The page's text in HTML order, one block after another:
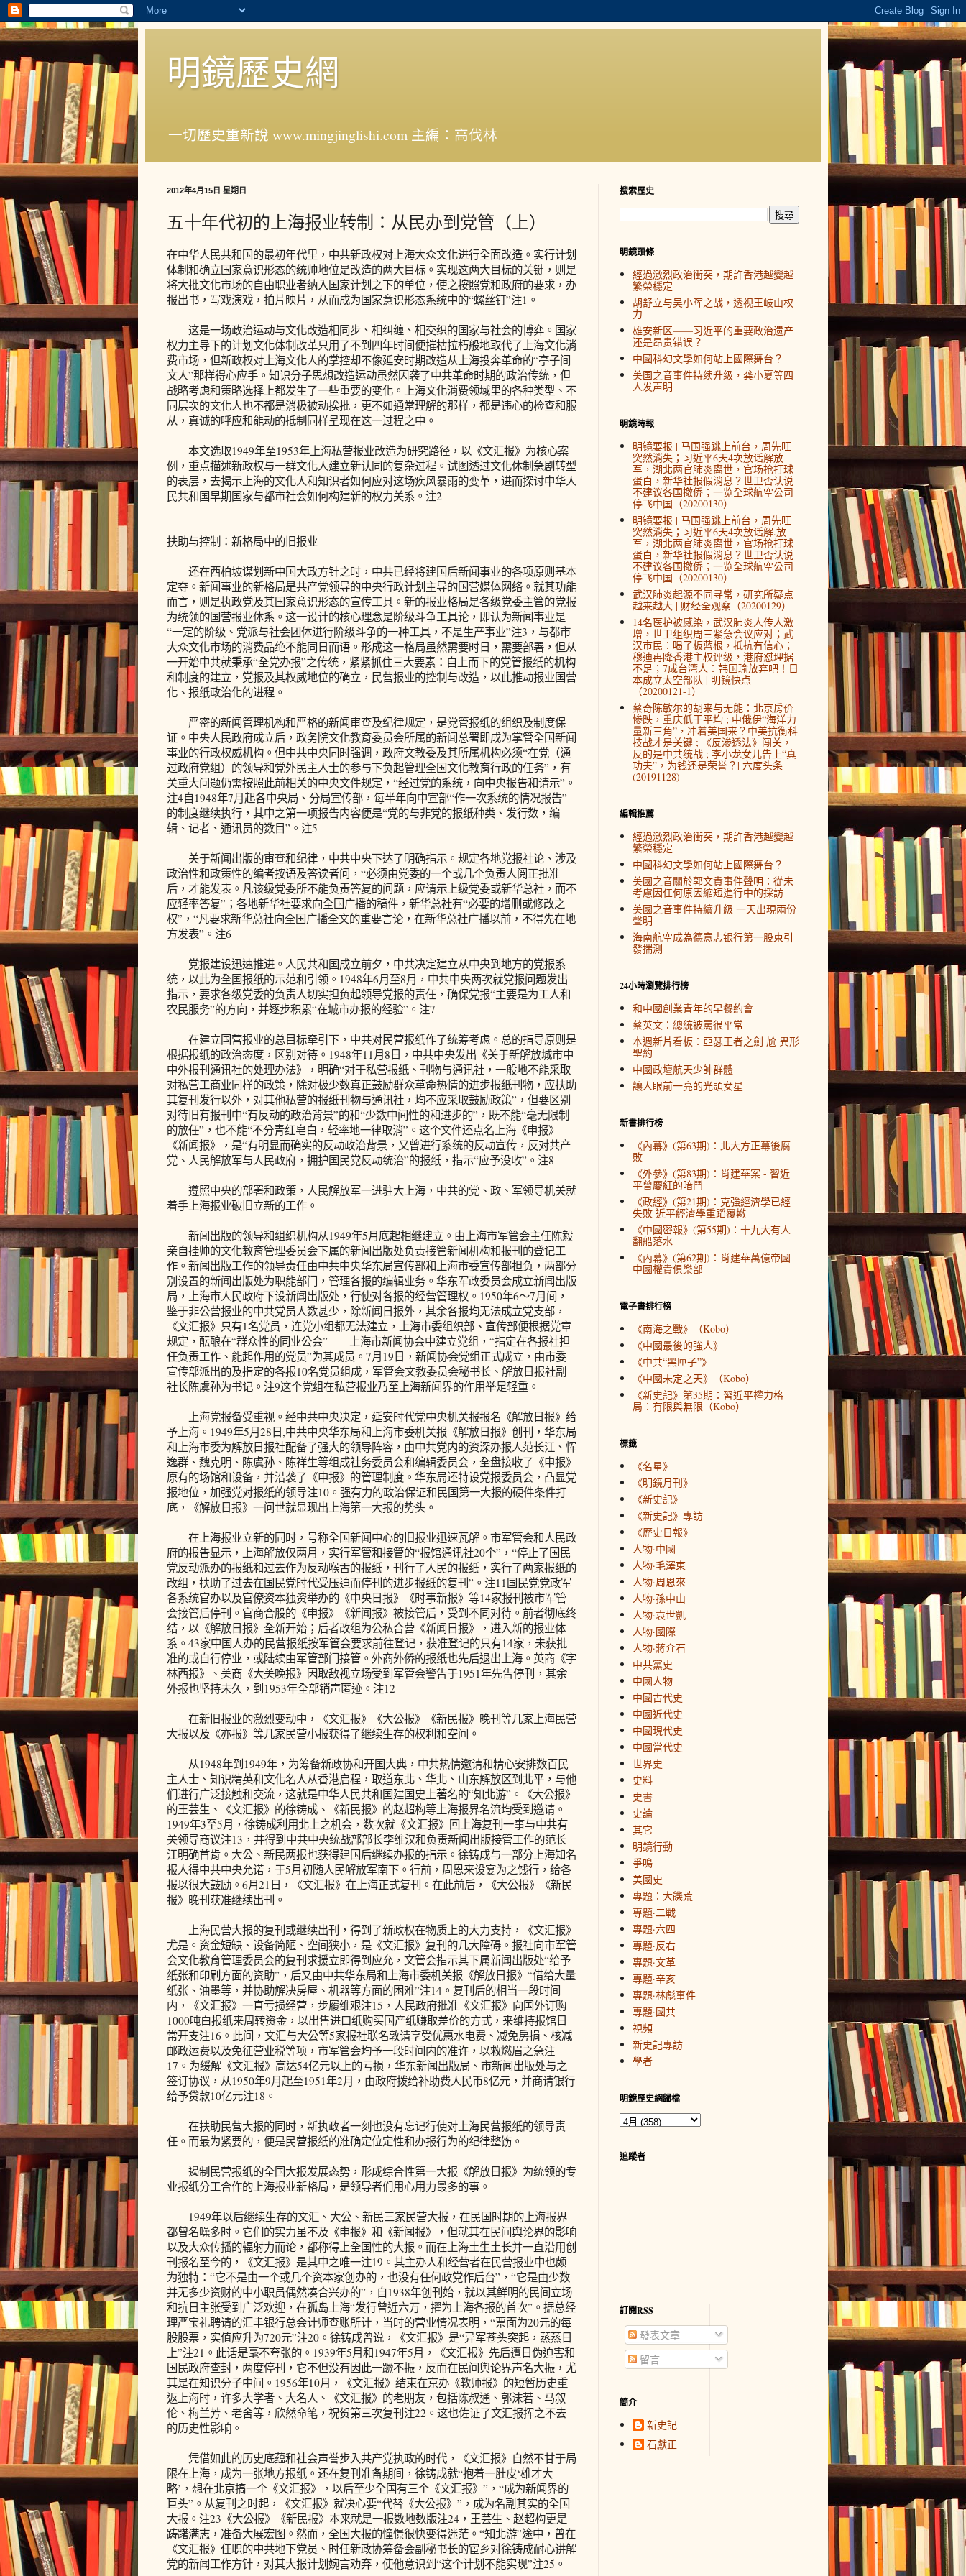
明鏡歷史網
一切歷史重新說 www.mingjinglishi.com 主編：高伐林
2012年4月15日 星期日
五十年代初的上海报业转制：从民办到党管（上）
在中华人民共和国的最初年代里，中共新政权对上海大众文化进行全面改造。实行计划
体制和确立国家意识形态的统帅地位是改造的两大目标。实现这两大目标的关键，则是
将大批文化市场的自由职业者纳入国家计划之下的单位，使之按照党和政府的要求，办
报出书，写戏演戏，拍片映片，从而成为国家意识形态系统中的“螺丝钉”注1。
这是一场政治运动与文化改造相同步、相纠缠、相交织的国家与社会的博弈。国家
权力主导下的计划文化体制改革只用了不到四年时间便摧枯拉朽般地取代了上海文化消
费市场，但新政权对上海文化人的掌控却不像延安时期改造从上海投奔革命的“亭子间
文人”那样得心应手。知识分子思想改造运动虽然因袭了中共革命时期的政治传统，但
战略考虑和策略选择上都发生了一些重要的变化。上海文化消费领域里的各种类型、不
同层次的文化人也不都是消极被动挨批，更不如通常理解的那样，都是违心的检查和服
从，真诚的呼应和能动的抵制同样呈现在这一过程之中。
本文选取1949年至1953年上海私营报业改造为研究路径，以《文汇报》为核心案
例，重点描述新政权与一群文化人建立新认同的复杂过程。试图透过文化体制急剧转型
的表层，去揭示上海的文化人和知识者如何应对这场疾风暴雨的变革，进而探讨中华人
民共和国早期国家与都市社会如何构建新的权力关系。注2
扶助与控制：新格局中的旧报业
还在西柏坡谋划新中国大政方针之时，中共已经将建国后新闻事业的各项原则基本
定夺。新闻事业的新格局是共产党领导的中央行政计划主导的国营媒体网络。就其功能
而言，则是执政党及其国家意识形态的宣传工具。新的报业格局是各级党委主管的党报
为统领的国营报业体系。这一设计的核心理念是阶级斗争工具论，即认为新闻事业是
“一定的阶级、党派与社会团体进行阶级斗争的一种工具，不是生产事业”注3，与都市
大众文化市场的消费品绝不能同日而语。形成这一格局虽然需要时日，需要部署，但从
一开始中共就秉承“全党办报”之传统，紧紧抓住三大要素：自上而下的党管报纸的机构
和制度的建立，党报及其权威地位的确立，民营报业的控制与改造，以此推动报业国营
化、报纸政治化的进程。
严密的新闻管理机构和严格的新闻审查及纪律规定，是党管报纸的组织及制度保
证。中央人民政府成立后，政务院文化教育委员会所属的新闻总署即成为掌管全国新闻
事业的行政权威机构。但中共中央同时强调，政府文教委及其所属机构必须“在党（通
过政府党组）的领导和党外民主人士的参与下负起管理全国文化教育行政的任务”，有
关重大问题仍需按照此前相关的中央文件规定，“经过党的系统，向中央报告和请示”。
注4自1948年7月起各中央局、分局宣传部，每半年向中宣部“作一次系统的情况报告”
的制度继续执行，其中之第一项报告内容便是“党的与非党的报纸种类、发行数，编
辑、记者、通讯员的数目”。注5
关于新闻出版的审查和纪律，中共中央下达了明确指示。规定各地党报社论、涉及
政治性和政策性的编者按语及答读者问，“必须由党委的一个或几个负责人阅正批准
后，才能发表。凡该级党委所不能负责答复的问题，应请示上级党委或新华总社，而不
应轻率答复”；各地新华社要求向全国广播的稿件，新华总社有“必要的增删或修改之
权”，“凡要求新华总社向全国广播全文的重要言论，在新华总社广播以前，不得先在地
方发表”。注6
党报建设迅速推进。人民共和国成立前夕，中共决定建立从中央到地方的党报系
统，以此为全国报纸的示范和引领。1948年6月至8月，中共中央两次就党报问题发出
指示，要求各级党委的负责人切实担负起领导党报的责任，确保党报“主要是为工人和
农民服务”的方向，并逐步积累“在城市办报的经验”。注7
在建立国营报业的总目标牵引下，中共对民营报纸作了统筹考虑。总的指导原则是
根据报纸的政治态度，区别对待。1948年11月8日，中共中央发出《关于新解放城市中
中外报刊通讯社的处理办法》，明确“对于私营报纸、刊物与通讯社，一般地不能采取
对私营工商业同样的政策，除对极少数真正鼓励群众革命热情的进步报纸刊物，应扶助
其复刊发行以外，对其他私营的报纸刊物与通讯社，均不应采取鼓励政策”，但要区别
对待旧有报刊中“有反动的政治背景”的和“少数中间性的和进步的”，既不能“毫无限制
的放任”，也不能“不分青红皂白，轻率地一律取消”。这个文件还点名上海《申报》
《新闻报》，是“有明显而确实的反动政治背景，又曾进行系统的反动宣传，反对共产
党、人民解放军与人民政府，拥护国民党反动统治”的报纸，指示“应予没收”。注8
遵照中央的部署和政策，人民解放军一进驻大上海，中共的党、政、军领导机关就
着手上海报业破旧立新的工作。
新闻出版的领导和组织机构从1949年5月底起相继建立。由上海市军管会主任陈毅
亲自挂帅的文化教育管理委员会下属的新闻出版处负责接管新闻机构和报刊的登记工
作。新闻出版工作的领导责任由中共中央华东局宣传部和上海市委宣传部担负，两部分
别设置的新闻出版处为职能部门，管理各报的编辑业务。华东军政委员会成立新闻出版
局，上海市人民政府下设新闻出版处，行使对各报的经营管理权。1950年6～7月间，
鉴于非公营报业的中共党员人数甚少，除新闻日报外，其余各报均无法成立党支部，
《文汇报》只有1名党员，连党小组都无法建立，上海市委组织部、宣传部便根据党章
规定，酝酿在“群众性的同业公会”——上海市新闻协会中建立党组，“指定在各报社担
任负责工作、能起作用的党员”为其成员。7月19日，新闻协会党组正式成立，由市委
宣传部派出的及指定的各报10名党员组成，军管会文教委员会秘书长、解放日报社副
社长陈虞孙为书记。注9这个党组在私营报业乃至上海新闻界的作用举足轻重。
上海党报备受重视。经中共中央决定，延安时代党中央机关报报名《解放日报》给
予上海。1949年5月28日,中共中央华东局和上海市委机关报《解放日报》创刊，华东局
和上海市委为解放日报社配备了强大的领导阵容，由中共党内的资深办报人范长江、恽
逸群、魏克明、陈虞孙、陈祥生等组成社务委员会和编辑委员会，全盘接收了《申报》
原有的场馆和设备，并沿袭了《申报》的管理制度。华东局还特设党报委员会，凸显党
报地位，加强党对报纸的领导注10。强有力的政治保证和民国第一大报的硬件条件打
底，《解放日报》一问世就显现出上海第一大报的势头。
在上海报业立新的同时，号称全国新闻中心的旧报业迅速瓦解。市军管会和人民政
府的报告显示，上海解放仅两月，实行军管和接管的“报馆通讯社20个”，“停止了国民
党反动派办的报纸和过去作为反动喉舌的报纸，刊行了人民的报纸，实行了两家报纸的
改组，扶助了过去在国民党时代受压迫而停刊的进步报纸的复刊”。注11国民党党政军
各系统官办以及官僚资本独资举办的《中央日报》《时事新报》等14家报刊被市军管
会接管后停刊。官商合股的《申报》《新闻报》被接管后，受到不同对待。前者彻底终
结，以《解放日报》全新开始；后者改组为公私合营《新闻日报》，进入新的报业体
系。43家中国人办的民营报纸按军管会要求前往登记，获准登记的只有14家，未获批
准的或自行停业，或陆续由军管部门接管。外商外侨的报纸也先后退出上海。英商《字
林西报》、美商《大美晚报》因取敌视立场受到军管会警告于1951年先告停刊，其余
外报也坚持未久，到1953年全部销声匿迹。注12
在新旧报业的激烈变动中，《文汇报》《大公报》《新民报》晚刊等几家上海民营
大报以及《亦报》等几家民营小报获得了继续生存的权利和空间。
从1948年到1949年，为筹备新政协和开国大典，中共热情邀请和精心安排数百民
主人士、知识精英和文化名人从香港启程，取道东北、华北、山东解放区到北平，与他
们进行广泛接触和交流，这就是中华人民共和国建国史上著名的“知北游”。《大公报》
的王芸生、《文汇报》的徐铸成、《新民报》的赵超构等上海报界名流均受到邀请。
1949年3至5月，徐铸成利用北上之机会，数次就《文汇报》回上海复刊一事与中共有
关领导商议注13，并得到中共中央统战部部长李维汉和负责新闻出版接管工作的范长
江明确首肯。大公、新民两报也获得建国后继续办报的指示。徐铸成与一部分上海知名
报人得中共中央允诺，于5月初随人民解放军南下。行前，周恩来设宴为之饯行，给各
报以很大鼓励。6月21日，《文汇报》在上海正式复刊。在此前后，《大公报》《新民
报》晚刊获准继续出刊。
上海民营大报的复刊或继续出刊，得到了新政权在物质上的大力支持，《文汇报》
尤是。资金短缺、设备简陋、空间狭小，是《文汇报》复刊的几大障碍。报社向市军管
会文化教育管理委员会的复刊求援立即得到应允，文管会指示其下属新闻出版处“给予
纸张和印刷方面的资助”，后又由中共华东局和上海市委机关报《解放日报》“借给大量
纸张、油墨等，并协助解决房屋、机器等方面的困难”注14。复刊后的相当一段时间
内，《文汇报》一直亏损经营，步履维艰注15，人民政府批准《文汇报》向国外订购
1000吨白报纸来周转资金，以出售进口纸购买国产纸赚取差价的方式，来维持报馆日
常开支注16。此间，文汇与大公等5家报社联名敦请享受优惠水电费、减免房捐、核减
邮政运费以及免征营业税等项，市军管会均予一段时间内的准许，以救燃眉之急注
17。为缓解《文汇报》高达54亿元以上的亏损，华东新闻出版局、市新闻出版处与之
签订协议，从1950年9月起至1951年2月，由政府拨给补助费人民币8亿元，并商请银行
给予贷款10亿元注18。
在扶助民营大报的同时，新执政者一刻也没有忘记行使对上海民营报纸的领导责
任。而最为紧要的，便是民营报纸的准确定位定性和办报行为的纪律整饬。
遏制民营报纸的全国大报发展态势，形成综合性第一大报《解放日报》为统领的专
业报纸分工合作的上海报业新格局，是领导者们用心用力最多的事。
1949年以后继续生存的文汇、大公、新民三家民营大报，在民国时期的上海报界
都曾名噪多时。它们的实力虽不及《申报》和《新闻报》，但就其在民间舆论界的影响
以及大众传播的辐射力而论，都称得上全国性的大报。而在上海土生土长并一直沿用创
刊报名至今的，《文汇报》是其中之唯一注19。其主办人和经营者在民营报业中也颇
为独特：“它不是由一个或几个资本家创办的，也没有任何政党作后台”，“它是由少数
并无多少资财的中小职员偶然凑合兴办的”，自1938年创刊始，就以其鲜明的民间立场
和抗日主张受到广泛欢迎，在孤岛上海“发行曾近六万，擢为上海各报的首次”。据总经
理严宝礼聘请的汇丰银行总会计师查账所计，当时的营业情况表明，“票面为20元的每
股股票，实值应升为720元”注20。徐铸成曾说，《文汇报》是“异军苍头突起，蒸蒸日
上”注21。此话是毫不夸张的。1939年5月和1947年5月，《文汇报》先后遭日伪迫害和
国民政府查封，两度停刊，它不但没有因此一蹶不振，反而在民间舆论界声名大振，尤
其是在知识分子中间。1956年10月，《文汇报》结束在京办《教师报》的短暂历史重
返上海时，许多大学者、大名人、《文汇报》的老朋友，包括陈叔通、郭沫若、马叙
伦、梅兰芳、老舍等，欣然命笔，祝贺第三次复刊注22。这也佐证了文汇报挥之不去
的历史性影响。
凭借如此的历史底蕴和社会声誉步入共产党执政的时代，《文汇报》自然不甘于局
限在上海，成为一张地方报纸。还在复刊准备期间，徐铸成就“抱着一肚皮‘雄才大
略’，想在北京搞一个《文汇报》，以后至少全国有三个《文汇报》”，“成为新闻界的
巨头”。从复刊之时起，《文汇报》就决心要“代替《大公报》”，成为名副其实的全国
大报。注23《大公报》《新民报》本来就是一报数地数版注24，王芸生、赵超构更是
踌躇满志，准备大展宏图。然而，全国大报的憧憬很快变得迷茫。“知北游”途中，曾在
《文汇报》任职的中共地下党员、时任新政协筹备会副秘书长的宦乡对徐铸成耐心讲解
党的新闻工作方针，对其大报计划婉言劝弃，使他意识到“这个计划不能实现”注25。
搜索歷史
明鏡頭條
經過激烈政治衝突，期許香港越變越
繁榮穩定
胡舒立与吴小晖之战，透视王岐山权
力
雄安新区——习近平的重要政治遗产
还是昂贵错误？
中國科幻文學如何站上國際舞台？
美国之音事件持续升级，龚小夏等四
人发声明
明鏡時報
明镜要报 | 马国强跳上前台，周先旺
突然消失；习近平6天4次放话解放
军，湖北两官肺炎离世，官场抢打球
蛋白，新华社报假消息？世卫否认说
不建议各国撤侨；一览全球航空公司
停飞中国（20200130）
明镜要报 | 马国强跳上前台，周先旺
突然消失；习近平6天4次放话解.放
军，湖北两官肺炎离世，官场抢打球
蛋白，新华社报假消息？世卫否认说
不建议各国撤侨；一览全球航空公司
停飞中国（20200130）
武汉肺炎起源不同寻常，研究所疑点
越来越大 | 财经全观察（20200129）
14名医护被感染，武汉肺炎人传人激
增，世卫组织周三紧急会议应对；武
汉市民：喝了板蓝根，抵抗有信心；
穆迪再降香港主权评级，港府怼理据
不足；7成台湾人：韩国瑜放弃吧！日
本成立太空部队 | 明镜快点
（20200121-1）
蔡奇陈敏尔的胡来与无能：北京房价
惨跌，重庆低于平均 ; 中俄伊“海洋力
量新三角”，冲着美国来？中美抗衡科
技战才是关键 ; 《反渗透法》闯关，
反的是中共统战 ; 李小龙女儿告上“真
功夫”，为钱还是荣誉？| 六度头条
(20191128)
編輯推薦
經過激烈政治衝突，期許香港越變越
繁榮穩定
中國科幻文學如何站上國際舞台？
美國之音關於郭文貴事件聲明：從未
考慮因任何原因縮短進行中的採訪
美國之音事件持續升級 一天出現兩份
聲明
海南航空成為德意志银行第一股東引
發揣測
24小時瀏覽排行榜
和中國創業青年的早餐約會
蔡英文：總統被罵很平常
本週新片看板：亞瑟王者之劍 尬 異形
聖約
中國政壇航天少帥群體
讓人眼前一亮的光頭女星
新書排行榜
《內幕》(第63期)：北大方正幕後腐
敗
《外參》(第83期)：肖建華案 - 習近
平曾慶紅的暗鬥
《政經》(第21期)：克強經濟學已經
失敗 近平經濟學重蹈覆轍
《中國密報》(第55期)：十九大有人
翻船落水
《內幕》(第62期)：肖建華萬億帝國
中國權貴俱樂部
電子書排行榜
《南海之戰》（Kobo）
《中國最後的強人》
《中共“黑匣子”》
《中國未定之天》（Kobo）
《新史記》第35期：習近平權力格
局：有限與無限（Kobo）
標籤
《名星》
《明鏡月刊》
《新史記》
《新史記》專訪
《歷史日報》
人物·中國
人物·毛澤東
人物·周恩來
人物·孫中山
人物·袁世凱
人物·國際
人物·蔣介石
中共黨史
中國人物
中國古代史
中國近代史
中國現代史
中國當代史
世界史
史料
史書
史論
其它
明鏡行動
爭鳴
美國史
專題：大饑荒
專題·二戰
專題·六四
專題·反右
專題·文革
專題·辛亥
專題·林彪事件
專題·國共
視頻
新史記專訪
學者
明鏡歷史網歸檔
追蹤者
訂閱RSS
發表文章
留言
簡介
新史記
石獻正